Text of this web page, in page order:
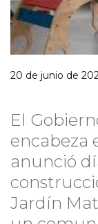
20 de junio de
El
encabeza
anunció
Jardín